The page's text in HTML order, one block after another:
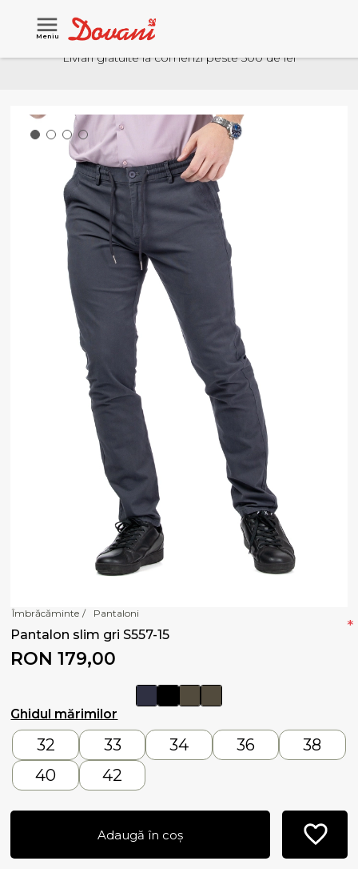
Meniu
Livrari gratuite la comenzi peste 500 de lei
Îmbrăcăminte / Pantaloni
Pantalon slim gri S557-15
RON 179,00
Ghidul mărimilor
*
32 33 34 36
38
40
42
Adaugă în coș